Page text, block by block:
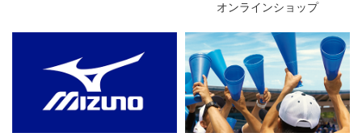
オンラインショップ